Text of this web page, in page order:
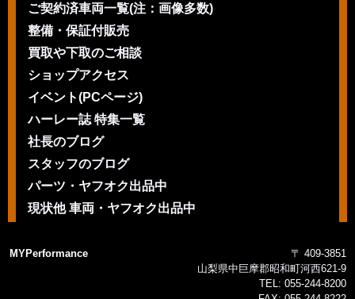
ご契約済車両一覧(注：画像多数)
整備・保証付販売
買取や下取のご相談
ショップアクセス
イベント(PCページ)
ハーレー誌 特集一覧
社長のブログ
スタッフのブログ
パーツ・ヤフオク出品中
現状他 車両・ヤフオク出品中
MYPerformance
〒 409-3851
山梨県中巨摩郡昭和町河西621-9
TEL: 055-244-8200